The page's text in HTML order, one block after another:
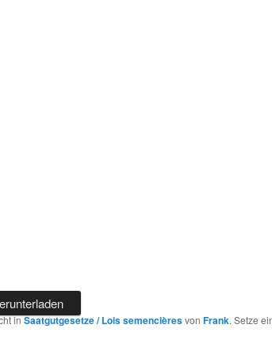
inSaatgutgesetze / Lois semencièresvon Frank. Setze